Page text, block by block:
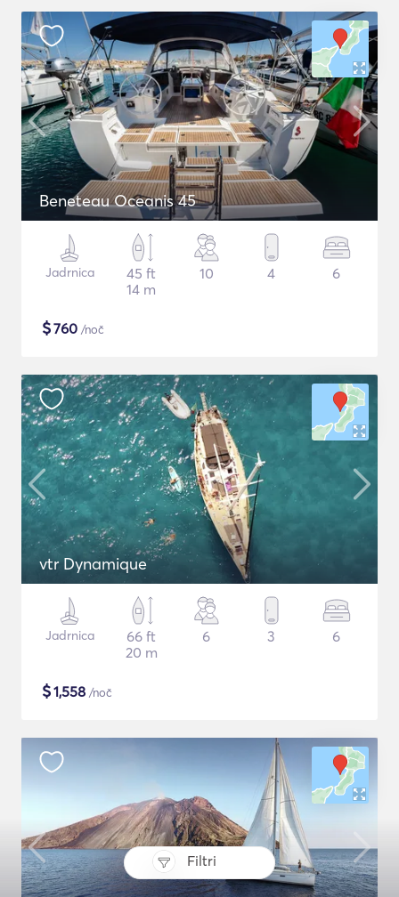
Filtri
Beneteau Oceanis 45
Jadrnica
45 ft
14 m
10 4 6
$760 /noč
vtr Dynamique
Jadrnica
66 ft
20 m
6 3 6
$1,558 /noč